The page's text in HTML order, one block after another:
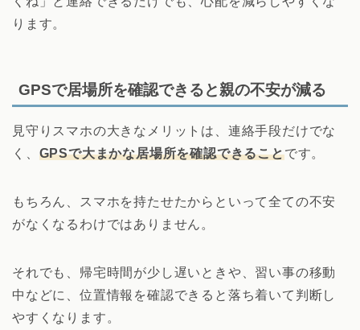
ります。
GPSで居場所を確認できると親の不安が減る
見守りスマホの大きなメリットは、連絡手段だけでな
く、 GPSで大まかな居場所を確認できることです。
もちろん、スマホを持たせたからといって全ての不安
がなくなるわけではありません。
それでも、帰宅時間が少し遅いときや、習い事の移動
中などに、位置情報を確認できると落ち着いて判断し
やすくなります。